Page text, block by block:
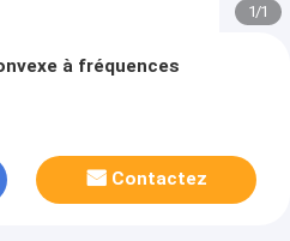
1/1
à fréquences
Contactez